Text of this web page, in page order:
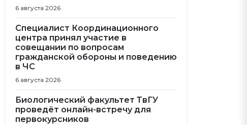
6 августа 2026
Специалист Координационного
центра принял участие в
совещании по вопросам
гражданской обороны и поведению
в ЧС
6 августа 2026
Биологический факультет ТвГУ
проведёт онлайн-встречу для
первокурсников